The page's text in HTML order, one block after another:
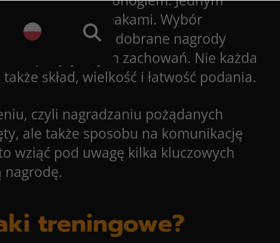
go przysmakami. Wybór
dobrze dobrane nagrody
pozytywnych zachowań. Nie każda
skład, wielkość i łatwość podania.
czyli nagradzaniu pożądanych
ale także sposobu na komunikację
wziąć pod uwagę kilka kluczowych
nagrodę.
treningowe?